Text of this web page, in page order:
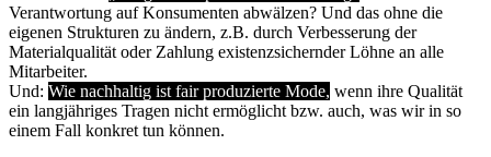
Verantwortung auf Konsumenten abwälzen? Und das ohne die
eigenen Strukturen zu ändern, z.B. durch Verbesserung der
Materialqualität oder Zahlung existenzsichernder Löhne an alle
Mitarbeiter.
Und: Wie nachhaltig ist fair produzierte Mode, wenn ihre Qualität
ein langjähriges Tragen nicht ermöglicht bzw. auch, was wir in so
einem Fall konkret tun können.